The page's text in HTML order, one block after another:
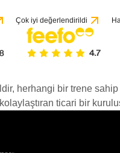
Çok iyi değerlendirildi
herhangi bir trene
ticari bir